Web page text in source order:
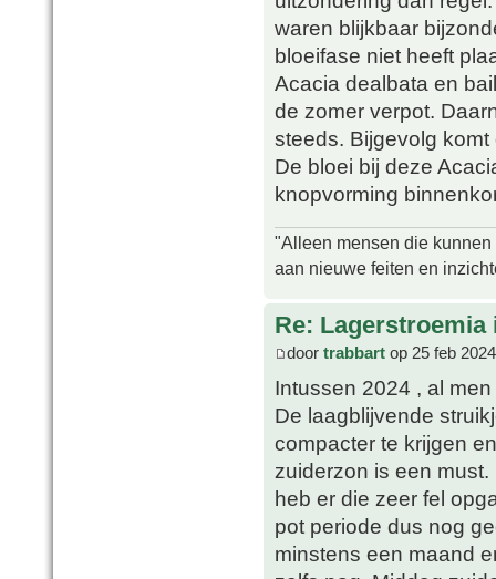
waren blijkbaar
bloeifase niet heeft
Acacia dealbata en
de zomer verpot.
steeds. Bijgevolg
De bloei bij deze
knopvorming
"Alleen mensen die
aan nieuwe feiten en
Re:
door trabbart op 25 feb
Intussen 2024 , al
De laagblijvende
compacter te krijgen
zuiderzon is een
heb er die zeer fel
pot periode dus nog
minstens een maand